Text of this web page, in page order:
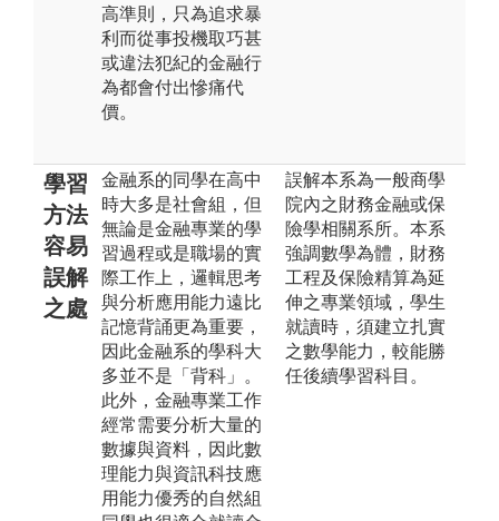
高準則，只為追求暴
利而從事投機取巧甚
或違法犯紀的金融行
為都會付出慘痛代
價。
學習
方法
容易
誤解
之處
金融系的同學在高中
時大多是社會組，但
無論是金融專業的學
習過程或是職場的實
際工作上，邏輯思考
與分析應用能力遠比
記憶背誦更為重要，
因此金融系的學科大
多並不是「背科」。
此外，金融專業工作
經常需要分析大量的
數據與資料，因此數
理能力與資訊科技應
用能力優秀的自然組
誤解本系為一般商學
院內之財務金融或保
險學相關系所。本系
強調數學為體，財務
工程及保險精算為延
伸之專業領域，學生
就讀時，須建立扎實
之數學能力，較能勝
任後續學習科目。